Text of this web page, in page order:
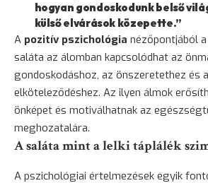
hogyan gondoskodunk belső
külső elvárások közepette.”
A pozitív pszichológia nézőpontjából
saláta az álomban kapcsolódhat az
gondoskodáshoz, az önszeretethez és
elköteleződéshez. Az ilyen álmok
önképet és motiválhatnak az
meghozatalára.
A saláta mint a lelki táplálék
A pszichológiai értelmezések egyik